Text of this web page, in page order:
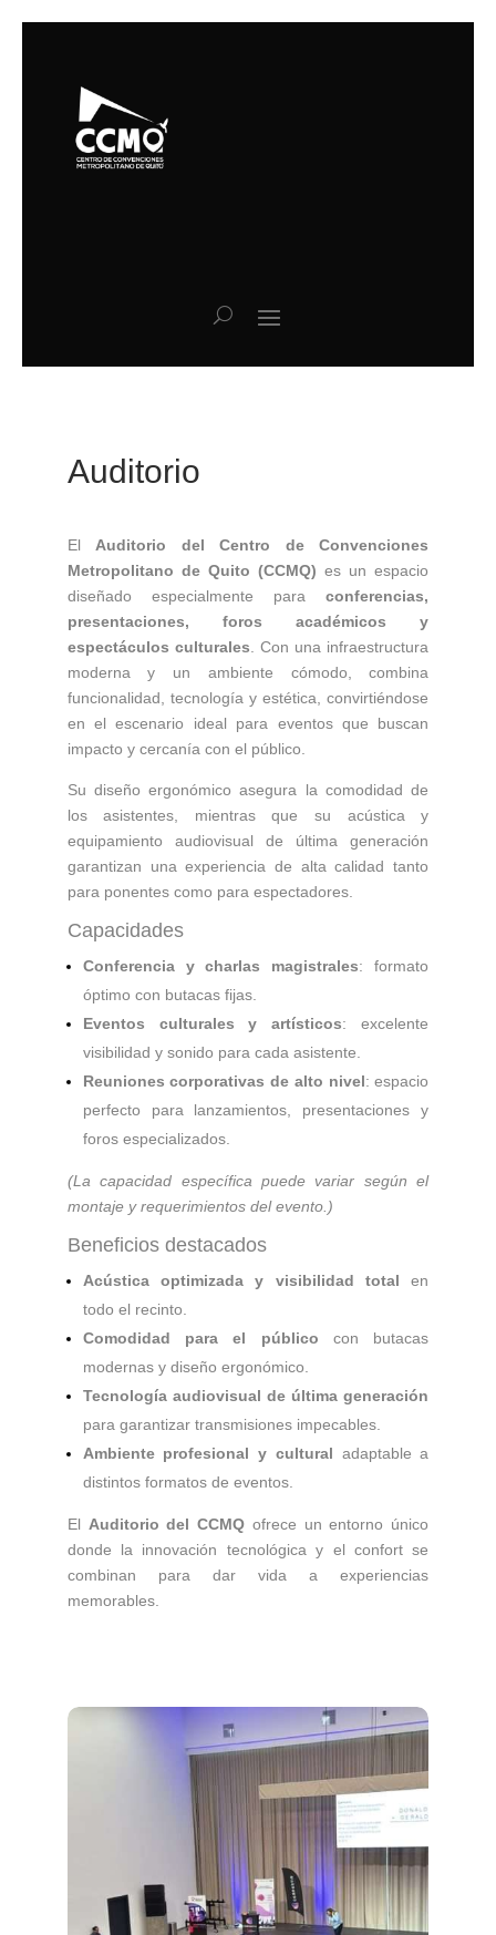
Auditorio
El Auditorio del Centro de Convenciones
Metropolitano de Quito (CCMQ) es un espacio
diseñado especialmente paraconferencias,
presentaciones, foros académicos y
espectáculos culturales . Con una infraestructura
moderna y un ambiente cómodo, combina
funcionalidad, tecnología y estética, convirtiéndose
en el escenario ideal para eventos que buscan
impacto y cercanía con el público.
Su diseño ergonómico asegura la comodidad de
los asistentes, mientras que su acústica y
equipamiento audiovisual de última generación
garantizan una experiencia de alta calidad tanto
para ponentes como para espectadores.
Capacidades
Conferencia y charlas magistrales: formato
óptimo con butacas fijas.
Eventos culturales y artísticos: excelente
visibilidad y sonido para cada asistente.
Reuniones corporativas de alto nivel: espacio
perfecto para lanzamientos, presentaciones y
foros especializados.
(La capacidad específica puede variar según el
montaje y requerimientos del evento.)
Beneficios destacados
Acústica optimizada y visibilidad total en
todo el recinto.
Comodidad para el público con butacas
modernas y diseño ergonómico.
Tecnología audiovisual de última generación
para garantizar transmisiones impecables.
Ambiente profesional y cultural adaptable a
distintos formatos de eventos.
El Auditorio del CCMQ ofrece un entorno único
donde la innovación tecnológica y el confort se
combinan para dar vida a experiencias
memorables.